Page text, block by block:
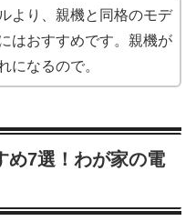
より、親機と同格のモデ
はおすすめです。親機が
になるので。
め7選！わが家の電